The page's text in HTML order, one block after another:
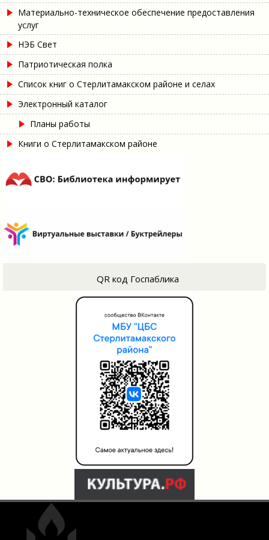
Материально-техническое обеспечение предоставления
услуг
НЭБ Свет
Патриотическая полка
Список книг о Стерлитамакском районе и селах
Электронный каталог
Планы работы
Книги о Стерлитамакском районе
QR код Госпаблика